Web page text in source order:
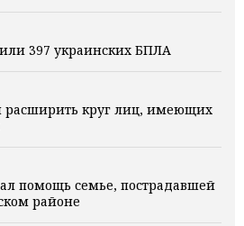
397 украинских БПЛА
круг лиц, имеющих
помощь семье, пострадавшей
районе